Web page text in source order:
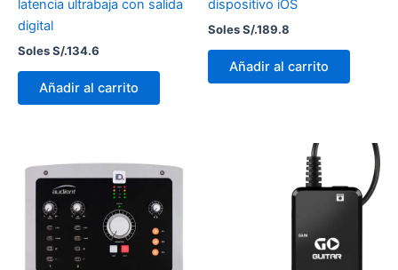
latencia ultrabaja con salida
digital
Soles S/.134.6
Añadir al carrito
dispositivo iOS
Soles S/.189.8
Añadir al carrito